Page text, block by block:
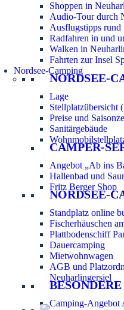
Shoppen in
Audio-Tour durch
Ausflugstipps rund
Radfahren in und
Walken in
Fahrten zur Insel
Nordsee-Camping
NORDSEE-
Lage
Stellplatzübersicht
Preise und
Sanitärgebäude
CAMPER-
Angebot „Ab ins
Hallenbad und
Fritz Berger Shop
NORDSEE-
Standplatz online
Fischerhäuschen
Plattbodenschiff
Dauercamping
Mietwohnwagen
AGB und
Neuharlingersiel
Camping-Angebot